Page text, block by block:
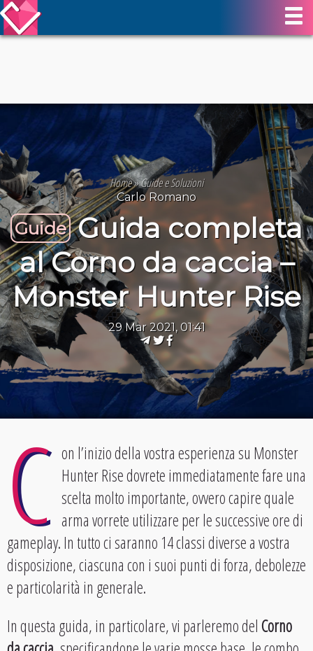
Home»Guide e Soluzioni
Carlo Romano
Guide Guida completa
al Corno da caccia –
Monster Hunter Rise
29 Mar 2021, 01:41
C on l’inizio della vostra esperienza su Monster
Hunter Rise dovrete immediatamente fare una
scelta molto importante, ovvero capire quale
arma vorrete utilizzare per le successive ore di
gameplay. In tutto ci saranno 14 classi diverse a vostra
disposizione, ciascuna con i suoi punti di forza, debolezze
e particolarità in generale.
In questa guida, in particolare, vi parleremo delCorno